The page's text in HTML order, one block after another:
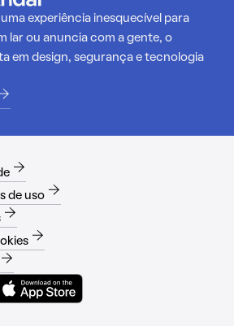
experiência inesquecível para
lar ou anuncia com a gente, o
em design, segurança e tecnologia
de uso